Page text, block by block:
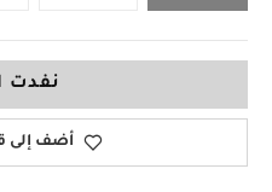
نفدت
أضف إلى